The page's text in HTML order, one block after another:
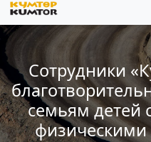
Сотрудники
семьям детей